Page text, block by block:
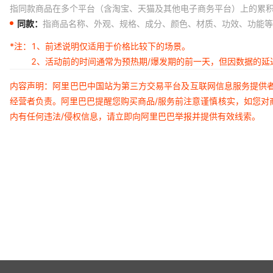
指同款商品在多个平台（含淘宝、天猫及其他电子商务平台）上的累
同款： 指商品名称、外观、规格、成分、颜色、材质、功效、功能
*注：
1、前述说明仅适用于价格比较下的场景。
2、活动前的时间通常为预热期/爆发期的前一天，但因数据的
内容声明：阿里巴巴中国站为第三方交易平台及互联网信息服务提
经营者负责。阿里巴巴提醒您购买商品/服务前注意谨慎核实，如您
内有任何违法/侵权信息，请立即向阿里巴巴举报并提供有效线索。